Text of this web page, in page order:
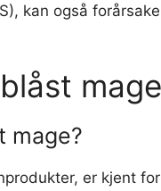
kan også
mage
mage?
er kjent